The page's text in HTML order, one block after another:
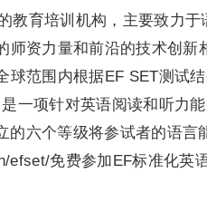
教育培训机构，主要致力
师资力量和前沿的技术创
球范围内根据EF SET测试
一项针对英语阅读和听力
的六个等级将参试者的语言
免费参加EF标准化英语